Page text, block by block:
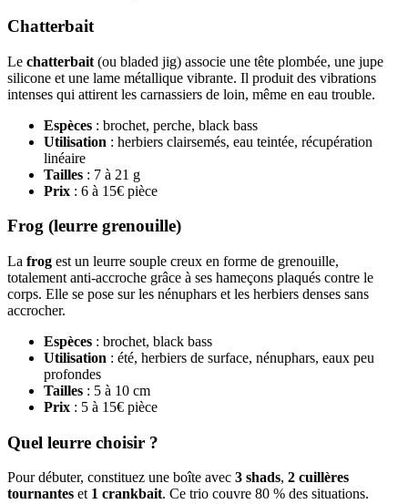
Chatterbait
Le chatterbait (ou bladed jig) associe une tête plombée, une jupe
silicone et une lame métallique vibrante. Il produit des vibrations
intenses qui attirent les carnassiers de loin, même en eau trouble.
Espèces : brochet, perche, black bass
Utilisation : herbiers clairsemés, eau teintée, récupération
linéaire
Tailles : 7 à 21 g
Prix : 6 à 15€ pièce
Frog (leurre grenouille)
La frog est un leurre souple creux en forme de grenouille,
totalement anti-accroche grâce à ses hameçons plaqués contre le
corps. Elle se pose sur les nénuphars et les herbiers denses sans
accrocher.
Espèces : brochet, black bass
Utilisation : été, herbiers de surface, nénuphars, eaux peu
profondes
Tailles : 5 à 10 cm
Prix : 5 à 15€ pièce
Quel leurre choisir ?
Pour débuter, constituez une boîte avec 3 shads, 2 cuillères
tournantes et 1 crankbait. Ce trio couvre 80 % des situations.